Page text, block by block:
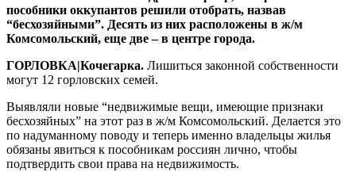
пособники оккупантов решили отобрать, назвав
“бесхозяйными”. Десять из них расположены в ж/м
Комсомольский, еще две – в центре города.
ГОРЛОВКА|Кочегарка. Лишиться законной собственности
могут 12 горловских семей.
Выявляли новые “недвижимые вещи, имеющие признаки
бесхозяйных” на этот раз в ж/м Комсомольский. Делается это
по надуманному поводу и теперь именно владельцы жилья
обязаны явиться к пособникам россиян лично, чтобы
подтвердить свои права на недвижимость.